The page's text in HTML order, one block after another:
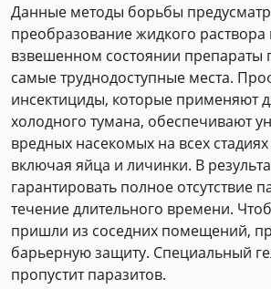
Данные методы борьбы
преобразование жидкого раствора
взвешенном состоянии препараты
самые труднодоступные места.
инсектициды, которые применяют
холодного тумана, обеспечивают
вредных насекомых на всех
включая яйца и личинки. В
гарантировать полное отсутствие
течение длительного времени.
пришли из соседних помещений,
барьерную защиту. Специальный
пропустит паразитов.